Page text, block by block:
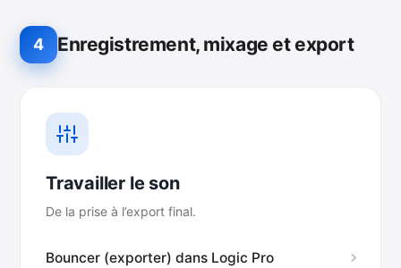
4 Enregistrement, mixage et export
Travailler le son
De la prise à l’export final.
Bouncer (exporter) dans Logic Pro